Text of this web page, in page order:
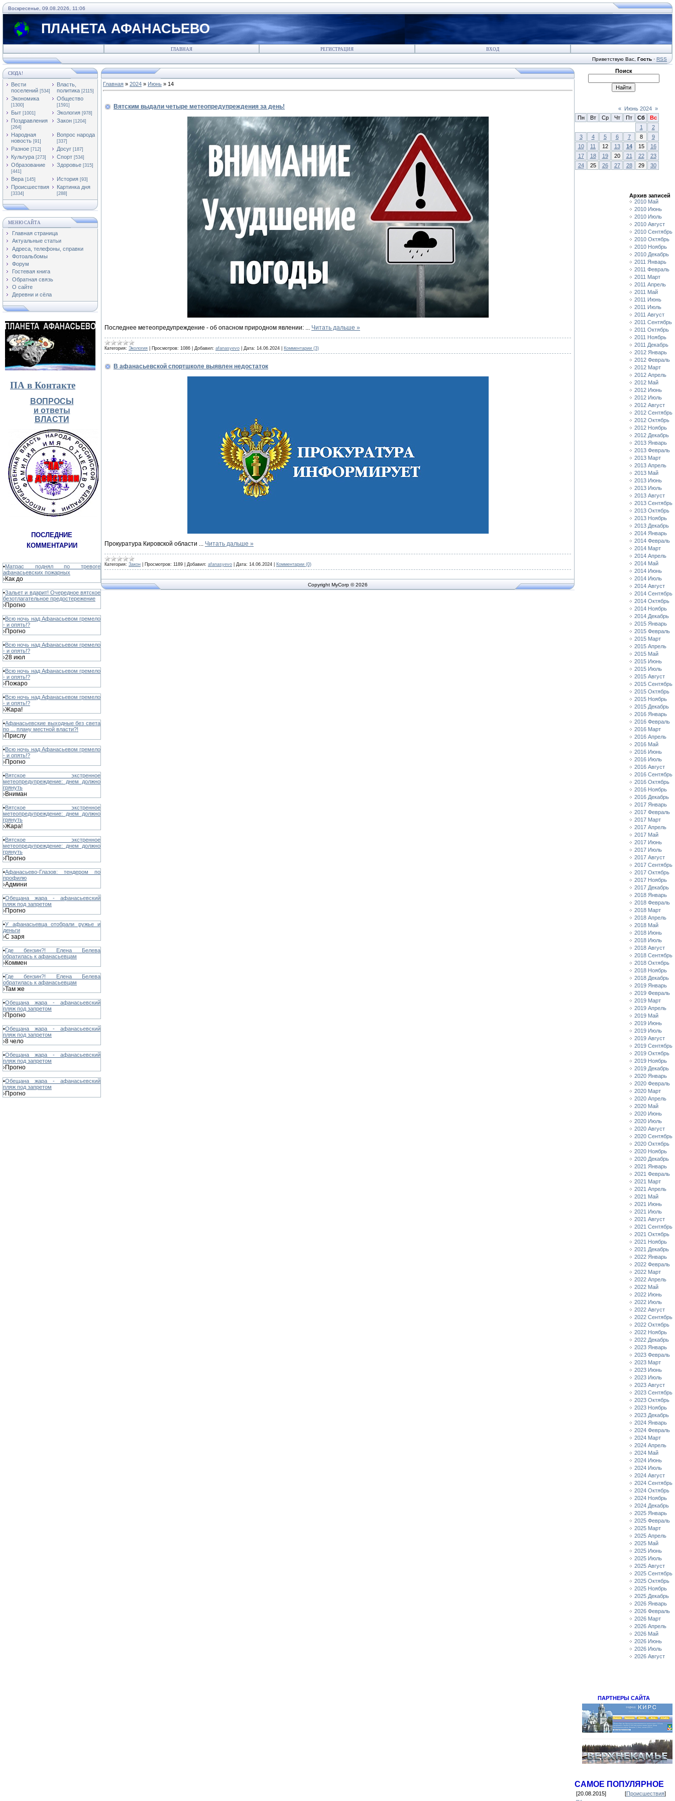
Воскресенье, 09.08.2026, 11:06
ПЛАНЕТА АФАНАСЬЕВО
ГЛАВНАЯ РЕГИСТРАЦИЯ ВХОД
Приветствую Вас Гость · RSS
СЮДА!
Вести
поселений [534]
Власть,
политика [2115]
Экономика
[1300]
Общество
[1591]
Быт [1001] Экология [978]
Поздравления
[264]
Закон [1204]
Народная
новость [91]
Вопрос народа
[337]
Разное [712] Досуг [187]
Культура [273] Спорт [534]
Образование
[441]
Здоровье [315]
Вера [145] История [93]
Происшествия
[3334]
Картинка дня
[288]
МЕНЮ САЙТА
Главная страница
Актуальные статьи
Адреса, телефоны, справки
Фотоальбомы
Форум
Гостевая книга
Обратная связь
О сайте
Деревни и сёла
ПА в Контакте
ВОПРОСЫ
и ответы
ВЛАСТИ
ПОСЛЕДНИЕ
КОММЕНТАРИИ
•Матрас поднял по тревоге
афанасьевских пожарных
›Как до
•Зальет и вдарит! Очередное вятское
безотлагательное предостережение
›Прогно
•Всю ночь над Афанасьевом гремело
- и опять!?
›Прогно
•Всю ночь над Афанасьевом гремело
- и опять!?
›28 июл
•Всю ночь над Афанасьевом гремело
- и опять!?
›Пожаро
•Всю ночь над Афанасьевом гремело
- и опять!?
›Жара!
•Афанасьевские выходные без света
по ... плану местной власти?!
›Прислу
•Всю ночь над Афанасьевом гремело
- и опять!?
›Прогно
•Вятское экстренное
метеопредупреждение: днем должно
грянуть
›Вниман
•Вятское экстренное
метеопредупреждение: днем должно
грянуть
›Жара!
•Вятское экстренное
метеопредупреждение: днем должно
грянуть
›Прогно
•Афанасьево-Глазов: тендером по
профилю
›Админи
•Обещана жара - афанасьевский
пляж под запретом
›Прогно
•У афанасьевца отобрали ружье и
деньги
›С заря
•Где бензин?! Елена Белева
обратилась к афанасьевцам
›Коммен
•Где бензин?! Елена Белева
обратилась к афанасьевцам
›Там же
•Обещана жара - афанасьевский
пляж под запретом
›Прогно
•Обещана жара - афанасьевский
пляж под запретом
›8 чело
•Обещана жара - афанасьевский
пляж под запретом
›Прогно
•Обещана жара - афанасьевский
пляж под запретом
›Прогно
Главная » 2024 » Июнь » 14
Вятским выдали четыре метеопредупреждения за день!
Последнее метеопредупреждение - об опасном природном явлении: Читать дальше »
Категория: Экология Просмотров: 1086 Добавил: afanasyevo Дата: 14.06.2024 Комментарии (3)
В афанасьевской спортшколе выявлен недостаток
Прокуратура Кировской области Читать дальше »
Категория: Закон Просмотров: 1189 Добавил: afanasyevo Дата: 14.06.2024 Комментарии (0)
Copyright MyCorp © 2026
Поиск
« Июнь 2024 »
Пн
Вт Ср Чт Пт Сб
Вс
1
2
3
4 5 6 7 8
9
10
11 12 13 14 15
16
17
18 19 20 21 22
23
24
25 26 27 28 29 30
Архив записей
2010 Май
2010 Июнь
2010 Июль
2010 Август
2010 Сентябрь
2010 Октябрь
2010 Ноябрь
2010 Декабрь
2011 Январь
2011 Февраль
2011 Март
2011 Апрель
2011 Май
2011 Июнь
2011 Июль
2011 Август
2011 Сентябрь
2011 Октябрь
2011 Ноябрь
2011 Декабрь
2012 Январь
2012 Февраль
2012 Март
2012 Апрель
2012 Май
2012 Июнь
2012 Июль
2012 Август
2012 Сентябрь
2012 Октябрь
2012 Ноябрь
2012 Декабрь
2013 Январь
2013 Февраль
2013 Март
2013 Апрель
2013 Май
2013 Июнь
2013 Июль
2013 Август
2013 Сентябрь
2013 Октябрь
2013 Ноябрь
2013 Декабрь
2014 Январь
2014 Февраль
2014 Март
2014 Апрель
2014 Май
2014 Июнь
2014 Июль
2014 Август
2014 Сентябрь
2014 Октябрь
2014 Ноябрь
2014 Декабрь
2015 Январь
2015 Февраль
2015 Март
2015 Апрель
2015 Май
2015 Июнь
2015 Июль
2015 Август
2015 Сентябрь
2015 Октябрь
2015 Ноябрь
2015 Декабрь
2016 Январь
2016 Февраль
2016 Март
2016 Апрель
2016 Май
2016 Июнь
2016 Июль
2016 Август
2016 Сентябрь
2016 Октябрь
2016 Ноябрь
2016 Декабрь
2017 Январь
2017 Февраль
2017 Март
2017 Апрель
2017 Май
2017 Июнь
2017 Июль
2017 Август
2017 Сентябрь
2017 Октябрь
2017 Ноябрь
2017 Декабрь
2018 Январь
2018 Февраль
2018 Март
2018 Апрель
2018 Май
2018 Июнь
2018 Июль
2018 Август
2018 Сентябрь
2018 Октябрь
2018 Ноябрь
2018 Декабрь
2019 Январь
2019 Февраль
2019 Март
2019 Апрель
2019 Май
2019 Июнь
2019 Июль
2019 Август
2019 Сентябрь
2019 Октябрь
2019 Ноябрь
2019 Декабрь
2020 Январь
2020 Февраль
2020 Март
2020 Апрель
2020 Май
2020 Июнь
2020 Июль
2020 Август
2020 Сентябрь
2020 Октябрь
2020 Ноябрь
2020 Декабрь
2021 Январь
2021 Февраль
2021 Март
2021 Апрель
2021 Май
2021 Июнь
2021 Июль
2021 Август
2021 Сентябрь
2021 Октябрь
2021 Ноябрь
2021 Декабрь
2022 Январь
2022 Февраль
2022 Март
2022 Апрель
2022 Май
2022 Июнь
2022 Июль
2022 Август
2022 Сентябрь
2022 Октябрь
2022 Ноябрь
2022 Декабрь
2023 Январь
2023 Февраль
2023 Март
2023 Июнь
2023 Июль
2023 Август
2023 Сентябрь
2023 Октябрь
2023 Ноябрь
2023 Декабрь
2024 Январь
2024 Февраль
2024 Март
2024 Апрель
2024 Май
2024 Июнь
2024 Июль
2024 Август
2024 Сентябрь
2024 Октябрь
2024 Ноябрь
2024 Декабрь
2025 Январь
2025 Февраль
2025 Март
2025 Апрель
2025 Май
2025 Июнь
2025 Июль
2025 Август
2025 Сентябрь
2025 Октябрь
2025 Ноябрь
2025 Декабрь
2026 Январь
2026 Февраль
2026 Март
2026 Апрель
2026 Май
2026 Июнь
2026 Июль
2026 Август
ПАРТНЕРЫ САЙТА
САМОЕ ПОПУЛЯРНОЕ
[20.08.2015] [Происшествия]